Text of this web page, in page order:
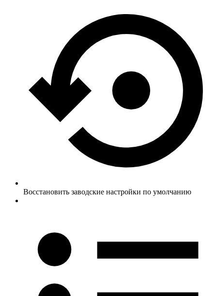
Восстановить заводские настройки по умолчанию